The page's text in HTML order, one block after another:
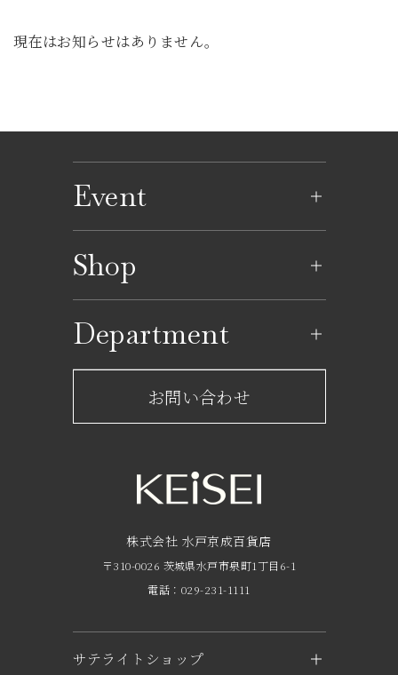
現在はお知らせはありません。
Event
イベントカレンダー
Shop
レストラン一覧
ショップからのお知らせ
フロアガイド
Department
サービスのご案内
京成友の会
京成ポイントカードについて
お問い合わせ
株式会社 水戸京成百貨店
〒310-0026 茨城県水戸市泉町1丁目6-1
電話：029-231-1111
サテライトショップ